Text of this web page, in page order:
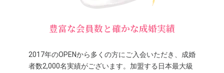
豊富な会員数と確かな成婚実績
2017年のOPENから多くの方にご入会いただき、成婚
者数2,000名実績がございます。加盟する日本最大級